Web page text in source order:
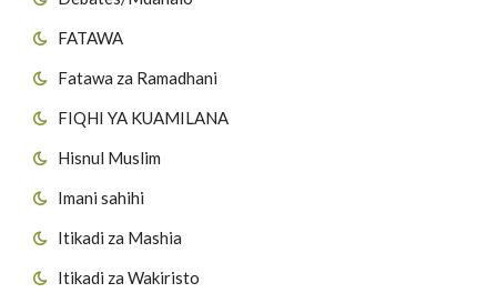
FATAWA
Fatawa za Ramadhani
FIQHI YA KUAMILANA
Hisnul Muslim
Imani sahihi
Itikadi za Mashia
Itikadi za Wakiristo